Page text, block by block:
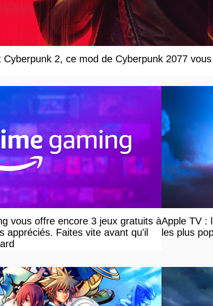
Cyberpunk 2, ce mod de Cyberpunk 2077
vous offre encore 3 jeux gratuits à
appréciés. Faites vite avant qu'il
Apple TV :
les plus